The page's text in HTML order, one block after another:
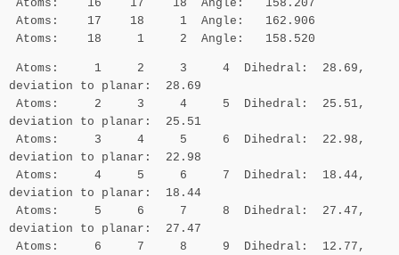
Atoms: 16 17 18 Angle: 158.207
Atoms: 17 18 1 Angle: 162.906
Atoms: 18 1 2 Angle: 158.520
Atoms: 1 2 3 4 Dihedral: 28.69,
deviation to planar: 28.69
Atoms: 2 3 4 5 Dihedral: 25.51,
deviation to planar: 25.51
Atoms: 3 4 5 6 Dihedral: 22.98,
deviation to planar: 22.98
Atoms: 4 5 6 7 Dihedral: 18.44,
deviation to planar: 18.44
Atoms: 5 6 7 8 Dihedral: 27.47,
deviation to planar: 27.47
Atoms: 6 7 8 9 Dihedral: 12.77,